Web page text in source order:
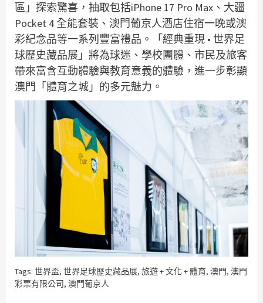
區」探索驚喜，抽取包括iPhone 17 Pro Max、大疆
Pocket 4 全能套裝、澳門葡京人酒店住宿一晚或澳
彩紀念品等一系列豐富禮品。「經典重現 • 世界足
球歷史藏品展」將為球迷、學校團體、市民及旅客
帶來富含互動體驗與教育意義的體驗，進一步彰顯
澳門「體育之城」的多元魅力。
Tags: 世界盃, 世界足球歷史藏品展, 旅遊 + 文化 + 體育, 澳門, 澳門
彩票有限公司, 澳門葡京人